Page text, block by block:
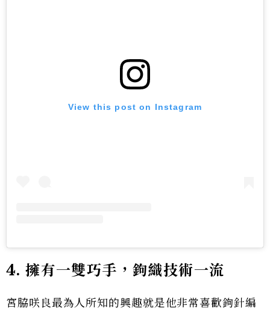
View this post on Instagram
4. 擁有一雙巧手，鉤織技術一流
宮脇咲良最為人所知的興趣就是他非常喜歡鉤針編